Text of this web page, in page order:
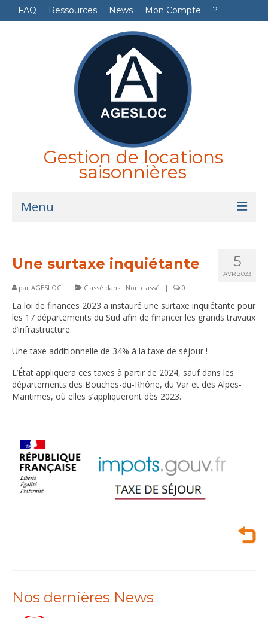
FAQ Ressources News Mon Compte ?
Gestion de locations
saisonnières
Menu
Logiciel
Services
Références
5
AVR 2023
Une surtaxe inquiétante
par AGESLOC | Classé dans : Non classé | 0
La loi de finances 2023 a instauré une surtaxe inquiétante pour
les 17 départements du Sud afin de financer les grands travaux
d’infrastructure.
Une taxe additionnelle de 34% à la taxe de séjour !
L’État appliquera ces taxes à partir de 2024, sauf dans les
départements des Bouches-du-Rhône, du Var et des Alpes-
Maritimes, où elles s’appliqueront dès 2023.
Nos dernières News